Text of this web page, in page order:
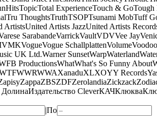
TopicTotal ExperienceTouch & GoTough
Tru ThoughtsTruthTSOPTsunami MobTuff
ArtistsUnited Artists JazzUnited Artists
SarabandeVarrickVaultVDVVee Jay
VMKVogueVogue SchallplattenVolume
UK Ltd.Warner SunsetWarpWaterland
ProductionsWhatWhat's So Funny About
WWAXanaduXLXOYY Records
ZappaZBSZDFZerolandiaZickzack
ДолинаИздательство CleverКАЧКлюква
|По